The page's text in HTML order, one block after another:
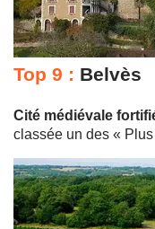
Top 9 : Belvès
Cité médiévale
classée un des «